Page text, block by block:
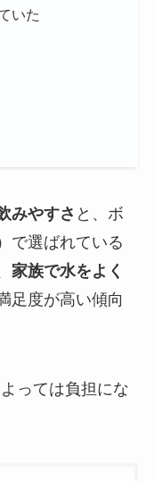
いた
みやすさ と、ボ
で選ばれている
家族で水をよく
足度が高い傾向
っては負担にな